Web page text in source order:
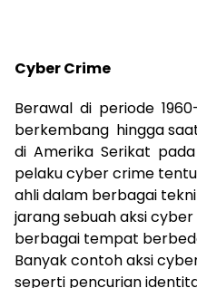
Cyber Crime
Berawal di periode
berkembang hingga
di Amerika Serikat
pelaku cyber crime
ahli dalam berbagai
jarang sebuah aksi
berbagai tempat
Banyak contoh aksi
seperti pencurian